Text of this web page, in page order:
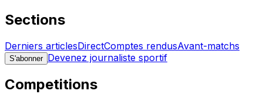
Sections
Derniers articlesDirectComptes rendusAvant-matchs
S'abonner Devenez journaliste sportif
Competitions